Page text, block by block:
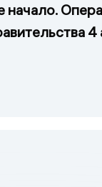
начало.
4